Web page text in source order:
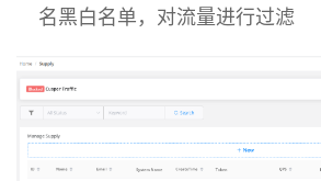
名黑白名单，对流量进行过滤